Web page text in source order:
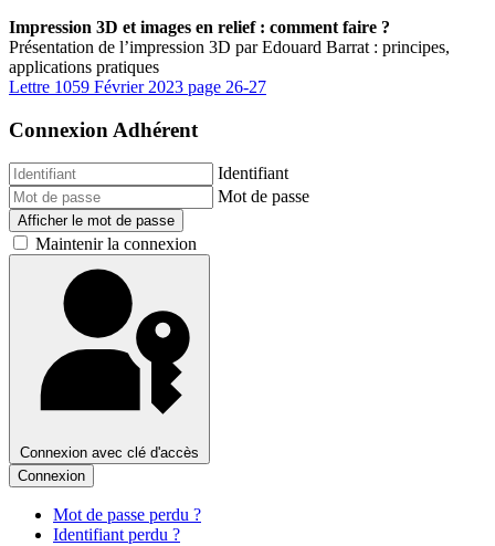
Impression 3D et images en relief : comment faire ?
Présentation de l’impression 3D par Edouard Barrat : principes,
applications pratiques
Lettre 1059 Février 2023 page 26-27
Connexion Adhérent
Identifiant
Mot de passe
Afficher le mot de passe
Maintenir la connexion
Connexion avec clé d'accès
Connexion
Mot de passe perdu ?
Identifiant perdu ?